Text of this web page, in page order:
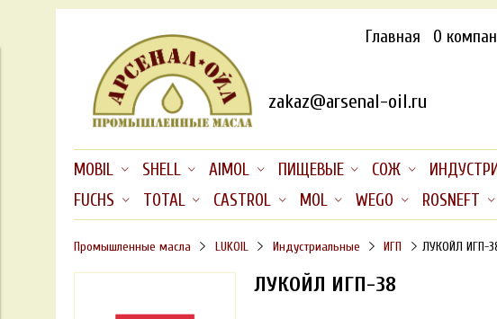
Главная О
zakaz@arsenal-oil.ru
MOBIL SHELL AIMOL ПИЩЕВЫЕ СОЖ
FUCHS
TOTAL CASTROL MOL WEGO ROSNEFT
Промышленные масла LUKOIL Индустриальные ИГП ЛУКОЙЛ ИГП-
ЛУКОЙЛ ИГП-38